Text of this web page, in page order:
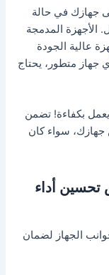
جهازك في حالة
الأجهزة المدمجة
عالية الجودة
جهاز متطور، يحتاج
بكفاءة! تضمن
سواء كان
أداء
الجهاز لضمان